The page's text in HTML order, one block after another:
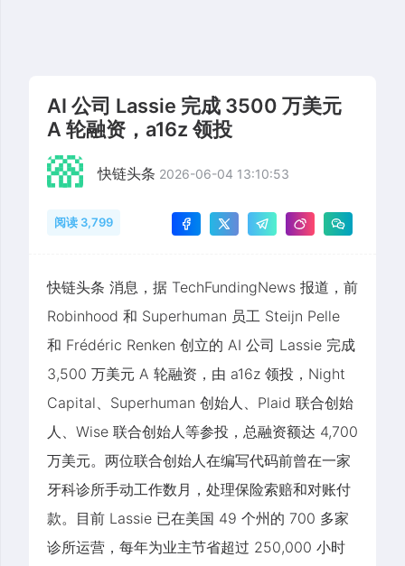
AI 公司 Lassie 完成 3500 万美元
A 轮融资，a16z 领投
快链头条 2026-06-04 13:10:53
阅读 3,799
快链头条 消息，据 TechFundingNews 报道，前
Robinhood 和 Superhuman 员工 Steijn Pelle
和 Frédéric Renken 创立的 AI 公司 Lassie 完成
3,500 万美元 A 轮融资，由 a16z 领投，Night
Capital、Superhuman 创始人、Plaid 联合创始
人、Wise 联合创始人等参投，总融资额达 4,700
万美元。两位联合创始人在编写代码前曾在一家
牙科诊所手动工作数月，处理保险索赔和对账付
款。目前 Lassie 已在美国 49 个州的 700 多家
诊所运营，每年为业主节省超过 250,000 小时